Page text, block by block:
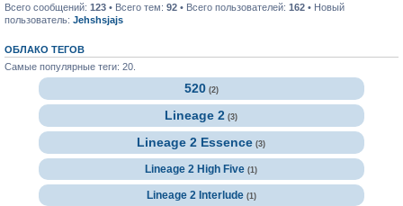
Всего сообщений: 123 • Всего тем: 92 • Всего пользователей: 162 • Новый
пользователь: Jehshsjajs
ОБЛАКО ТЕГОВ
Самые популярные теги: 20.
520 (2)
Lineage 2 (3)
Lineage 2 Essence (3)
Lineage 2 High Five (1)
Lineage 2 Interlude (1)